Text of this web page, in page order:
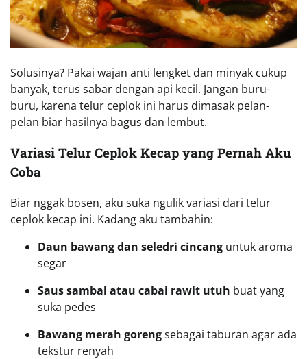
Solusinya? Pakai wajan anti lengket dan minyak cukup
banyak, terus sabar dengan api kecil. Jangan buru-
buru, karena telur ceplok ini harus dimasak pelan-
pelan biar hasilnya bagus dan lembut.
Variasi Telur Ceplok Kecap yang Pernah Aku
Coba
Biar nggak bosen, aku suka ngulik variasi dari telur
ceplok kecap ini. Kadang aku tambahin:
Daun bawang dan seledri cincang untuk aroma
segar
Saus sambal atau cabai rawit utuh buat yang
suka pedes
Bawang merah gorengsebagai taburan agar ada
tekstur renyah